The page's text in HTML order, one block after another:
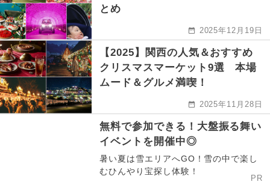
とめ
2025年12月19日
【2025】関西の人気＆おすすめ
クリスマスマーケット9選 本場
ムード＆グルメ満喫！
2025年11月28日
無料で参加できる！大盤振る舞い
イベントを開催中◎
暑い夏は雪エリアへGO！雪の中で楽し
むひんやり宝探し体験！
PR